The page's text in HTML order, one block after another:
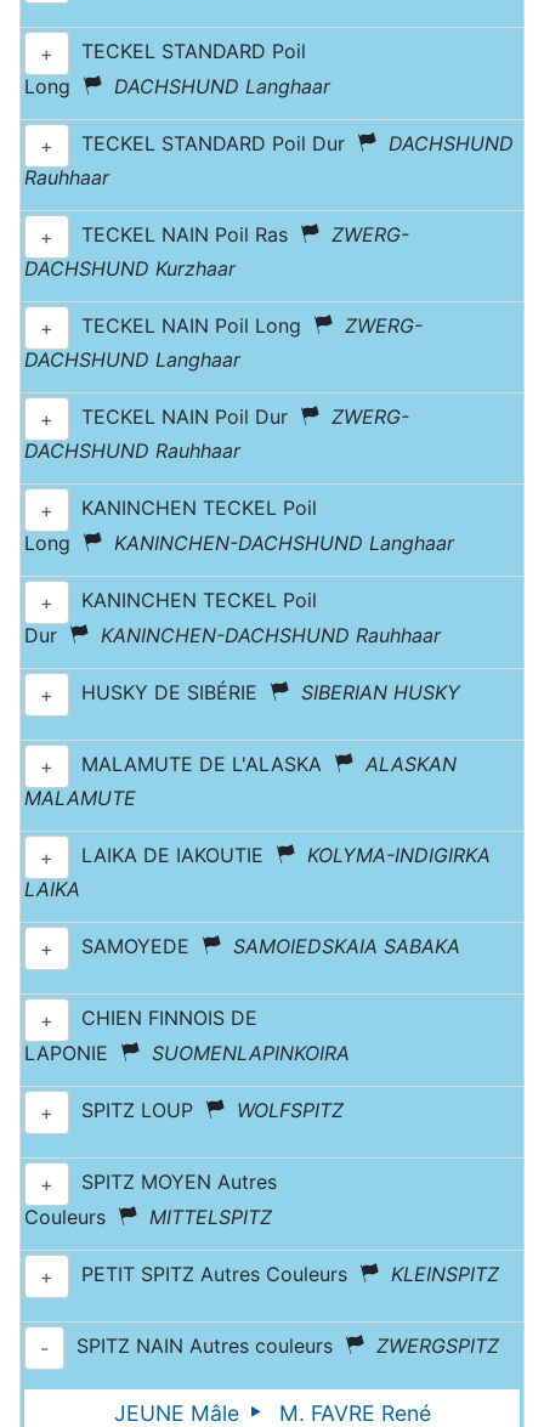
+
TECKEL STANDARD Poil
Long
DACHSHUND Langhaar
+ TECKEL STANDARD Poil Dur
DACHSHUND
Rauhhaar
+ TECKEL NAIN Poil Ras
ZWERG-
DACHSHUND Kurzhaar
+ TECKEL NAIN Poil Long
ZWERG-
DACHSHUND Langhaar
+ TECKEL NAIN Poil Dur
ZWERG-
DACHSHUND Rauhhaar
+
KANINCHEN TECKEL Poil
Long
KANINCHEN-DACHSHUND Langhaar
+
KANINCHEN TECKEL Poil
Dur
KANINCHEN-DACHSHUND Rauhhaar
+ HUSKY DE SIBÉRIE SIBERIAN HUSKY
+ MALAMUTE DE L'ALASKA
ALASKAN
MALAMUTE
+ LAIKA DE IAKOUTIE
KOLYMA-INDIGIRKA
LAIKA
+ SAMOYEDE SAMOIEDSKAIA SABAKA
+
CHIEN FINNOIS DE
LAPONIE
SUOMENLAPINKOIRA
+ SPITZ LOUP WOLFSPITZ
+
SPITZ MOYEN Autres
Couleurs
MITTELSPITZ
+ PETIT SPITZ Autres Couleurs KLEINSPITZ
- SPITZ NAIN Autres couleurs ZWERGSPITZ
JEUNE Mâle M. FAVRE René